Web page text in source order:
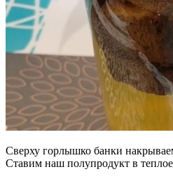
Сверху горлышко банки
Ставим наш полупродукт в